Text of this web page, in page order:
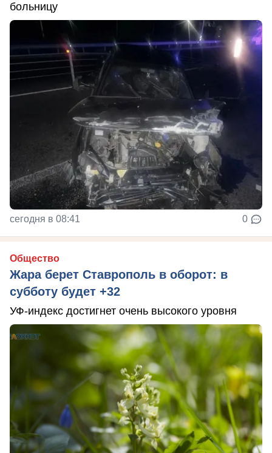
больницу
сегодня в 08:41 0
Общество
Жара берет Ставрополь в оборот: в
субботу будет +32
УФ-индекс достигнет очень высокого уровня